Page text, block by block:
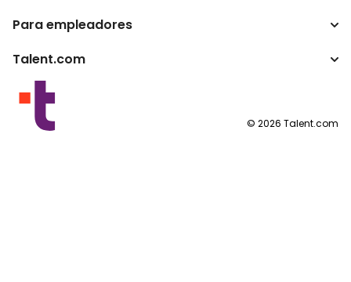
Buscador de trabajo
Conversor de salario
Para empleadores
Empresa
Programas para publishers
Talent.com
Otros países
Condiciones de uso
© 2026 Talent.com